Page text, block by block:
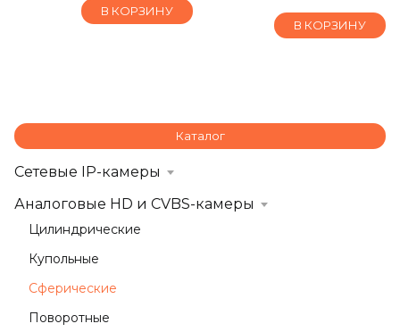
В КОРЗИНУ
В КОРЗИНУ
Каталог
Сетевые IP-камеры
Аналоговые HD и CVBS-камеры
Цилиндрические
Купольные
Сферические
Поворотные